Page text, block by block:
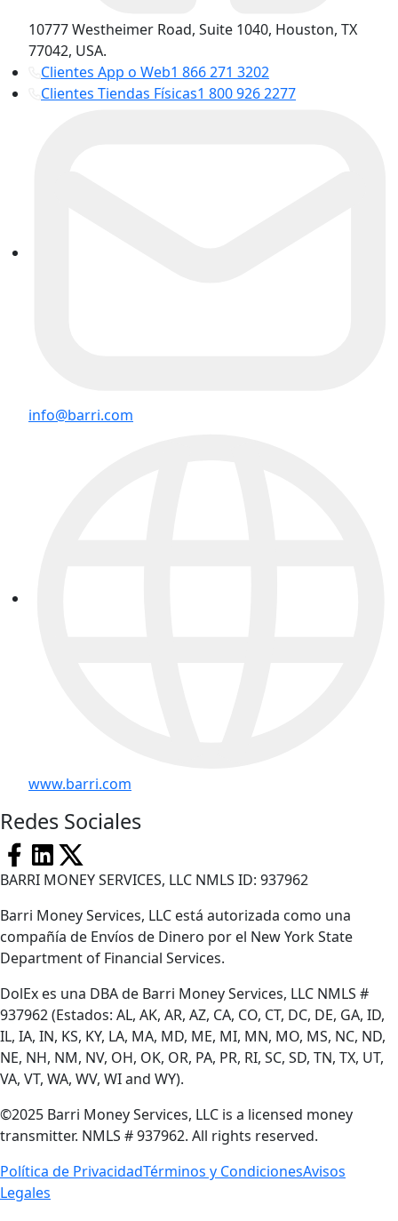
10777 Westheimer Road, Suite 1040, Houston, TX
77042, USA.
Clientes App o Web1 866 271 3202
Clientes Tiendas Físicas1 800 926 2277
info@barri.com
www.barri.com
Redes Sociales
BARRI MONEY SERVICES, LLC NMLS ID: 937962
Barri Money Services, LLC está autorizada como una
compañía de Envíos de Dinero por el New York State
Department of Financial Services.
DolEx es una DBA de Barri Money Services, LLC NMLS #
937962 (Estados: AL, AK, AR, AZ, CA, CO, CT, DC, DE, GA, ID,
IL, IA, IN, KS, KY, LA, MA, MD, ME, MI, MN, MO, MS, NC, ND,
NE, NH, NM, NV, OH, OK, OR, PA, PR, RI, SC, SD, TN, TX, UT,
VA, VT, WA, WV, WI and WY).
©2025 Barri Money Services, LLC is a licensed money
transmitter. NMLS # 937962. All rights reserved.
Política de PrivacidadTérminos y CondicionesAvisos
Legales